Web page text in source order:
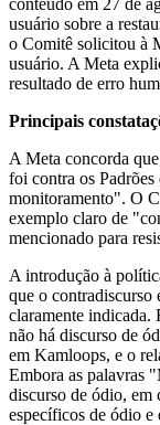
usuário sobre a
o Comitê solicitou à
usuário. A Meta
resultado de erro
Principais
A Meta concorda
foi contra os
monitoramento". O
exemplo claro de
mencionado para
A introdução à
que o contradiscurso
claramente indicada.
não há discurso de
em Kamloops, e o
Embora as palavras
discurso de ódio, em
específicos de ódio e